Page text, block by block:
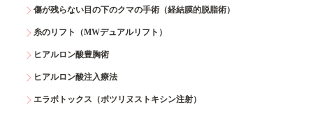
傷が残らない目の下のクマの手術（経結膜的脱脂術）
糸のリフト（MWデュアルリフト）
ヒアルロン酸豊胸術
ヒアルロン酸注入療法
エラボトックス（ボツリヌストキシン注射）